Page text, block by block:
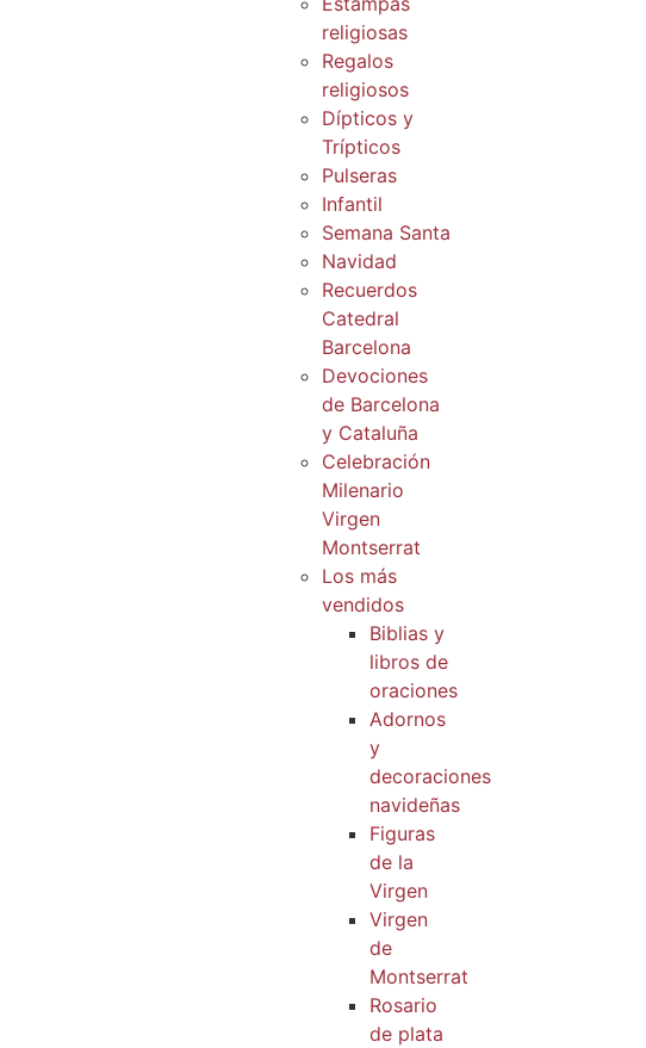
religiosas
Regalos
religiosos
Dípticos y
Trípticos
Pulseras
Infantil
Semana Santa
Navidad
Recuerdos
Catedral
Barcelona
Devociones
de Barcelona
y Cataluña
Celebración
Milenario
Virgen
Montserrat
Los más
vendidos
Biblias y
libros de
oraciones
Adornos
y
decoraciones
navideñas
Figuras
de la
Virgen
Virgen
de
Montserrat
Rosario
de plata